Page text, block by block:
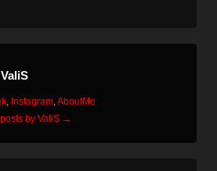
, Instagram,AboutMe
by ValiS →